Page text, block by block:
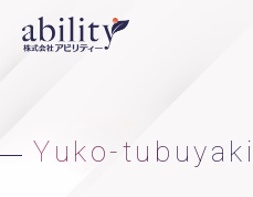
保険のご相談 ライフプラン
Yuko-tubuyaki